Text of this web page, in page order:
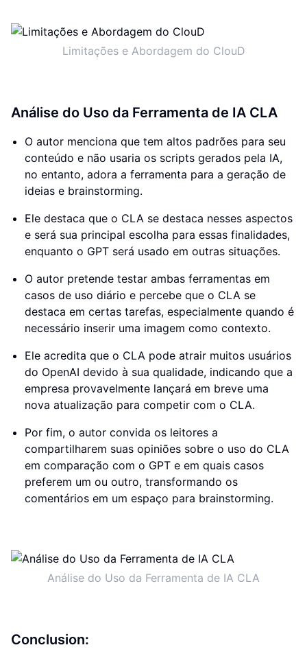
Limitações e Abordagem do ClouD
Análise do Uso da Ferramenta de IA CLA
O autor menciona que tem altos padrões para seu
conteúdo e não usaria os scripts gerados pela IA,
no entanto, adora a ferramenta para a geração de
ideias e brainstorming.
Ele destaca que o CLA se destaca nesses aspectos
e será sua principal escolha para essas finalidades,
enquanto o GPT será usado em outras situações.
O autor pretende testar ambas ferramentas em
casos de uso diário e percebe que o CLA se
destaca em certas tarefas, especialmente quando é
necessário inserir uma imagem como contexto.
Ele acredita que o CLA pode atrair muitos usuários
do OpenAI devido à sua qualidade, indicando que a
empresa provavelmente lançará em breve uma
nova atualização para competir com o CLA.
Por fim, o autor convida os leitores a
compartilharem suas opiniões sobre o uso do CLA
em comparação com o GPT e em quais casos
preferem um ou outro, transformando os
comentários em um espaço para brainstorming.
Análise do Uso da Ferramenta de IA CLA
Conclusion: